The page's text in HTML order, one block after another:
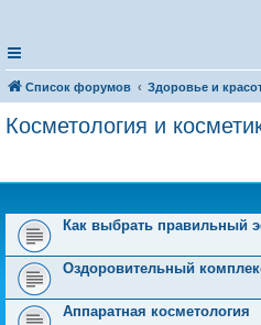
Список форумов Здоровье и
Косметология и
Как выбрать правильный
Оздоровительный
Аппаратная косметология